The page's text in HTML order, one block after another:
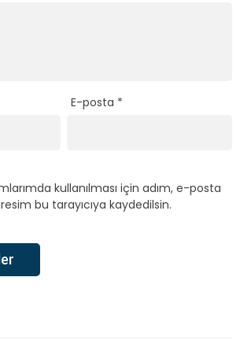
E-posta *
kullanılması için adım, e-posta
bu tarayıcıya kaydedilsin.